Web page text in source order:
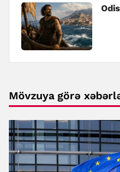
Mövzuya görə